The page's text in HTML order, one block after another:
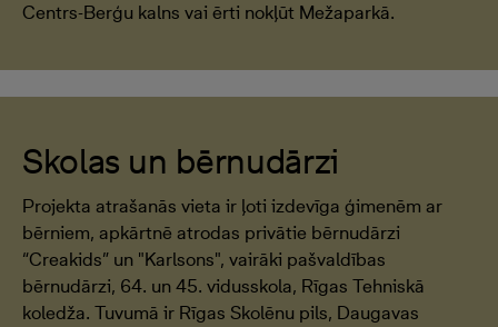
Centrs-Berģu kalns vai ērti nokļūt Mežaparkā.
Skolas un bērnudārzi
Projekta atrašanās vieta ir ļoti izdevīga ģimenēm ar
bērniem, apkārtnē atrodas privātie bērnudārzi
“Creakids” un "Karlsons", vairāki pašvaldības
bērnudārzi, 64. un 45. vidusskola, Rīgas Tehniskā
koledža. Tuvumā ir Rīgas Skolēnu pils, Daugavas